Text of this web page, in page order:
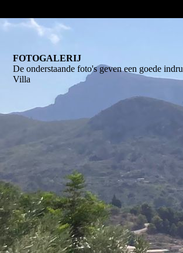
FOTOGALERIJ
De onderstaande foto's geven een goede
Villa